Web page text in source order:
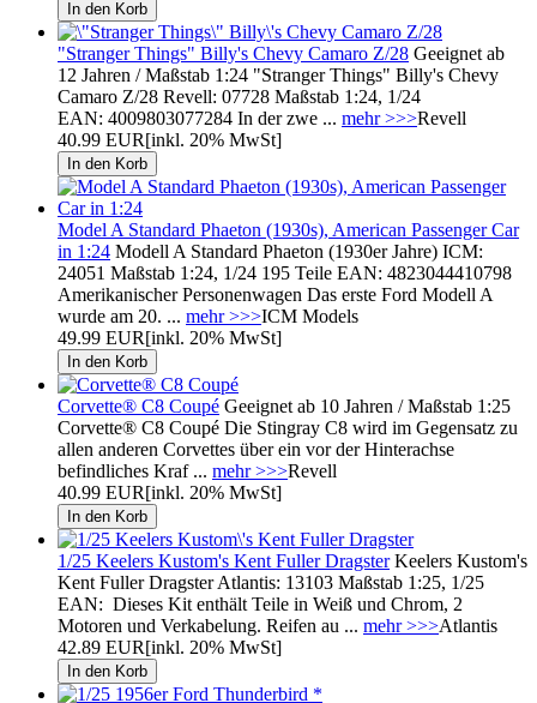
"Stranger Things" Billy's Chevy Camaro Z/28 Geeignet ab
12 Jahren / Maßstab 1:24 "Stranger Things" Billy's Chevy
Camaro Z/28 Revell: 07728 Maßstab 1:24, 1/24
EAN: 4009803077284 In der zwe ... mehr >>>Revell
40.99 EUR[inkl. 20% MwSt]
Model A Standard Phaeton (1930s), American Passenger Car
in 1:24 Modell A Standard Phaeton (1930er Jahre) ICM:
24051 Maßstab 1:24, 1/24 195 Teile EAN: 4823044410798
Amerikanischer Personenwagen Das erste Ford Modell A
wurde am 20. ... mehr >>>ICM Models
49.99 EUR[inkl. 20% MwSt]
Corvette® C8 Coupé Geeignet ab 10 Jahren / Maßstab 1:25
Corvette® C8 Coupé Die Stingray C8 wird im Gegensatz zu
allen anderen Corvettes über ein vor der Hinterachse
befindliches Kraf ... mehr >>>Revell
40.99 EUR[inkl. 20% MwSt]
1/25 Keelers Kustom's Kent Fuller DragsterKeelers Kustom's
Kent Fuller Dragster Atlantis: 13103 Maßstab 1:25, 1/25
EAN: Dieses Kit enthält Teile in Weiß und Chrom, 2
Motoren und Verkabelung. Reifen au ... mehr >>>Atlantis
42.89 EUR[inkl. 20% MwSt]